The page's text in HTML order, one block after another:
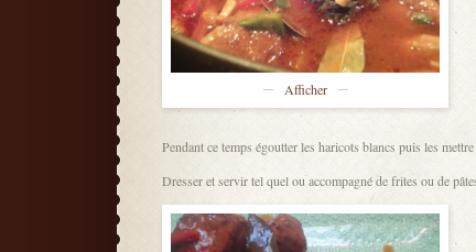
Afficher
Pendant ce temps égoutter les haricots blancs puis les
Dresser et servir tel quel ou accompagné de frites ou de